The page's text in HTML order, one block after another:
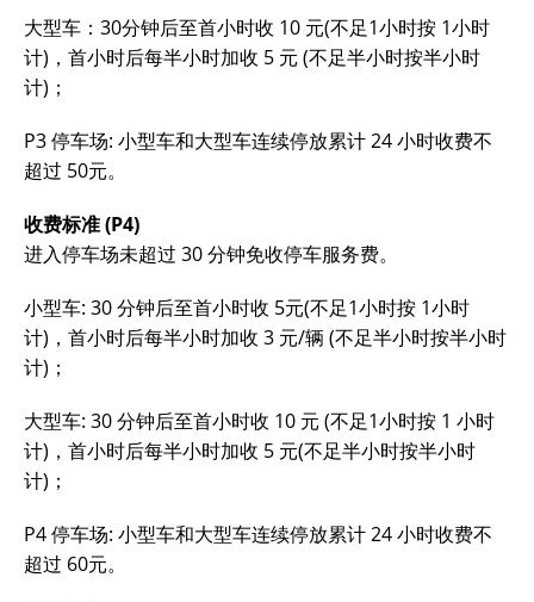
大型车：30分钟后至首小时收 10 元(不足1小时按 1小时
计)，首小时后每半小时加收 5 元 (不足半小时按半小时
计)；
P3 停车场: 小型车和大型车连续停放累计 24 小时收费不
超过 50元。
收费标准 (P4)
进入停车场未超过 30 分钟免收停车服务费。
小型车: 30 分钟后至首小时收 5元(不足1小时按 1小时
计)，首小时后每半小时加收 3 元/辆 (不足半小时按半小时
计)；
大型车: 30 分钟后至首小时收 10 元 (不足1小时按 1 小时
计)，首小时后每半小时加收 5 元(不足半小时按半小时
计)；
P4 停车场: 小型车和大型车连续停放累计 24 小时收费不
超过 60元。